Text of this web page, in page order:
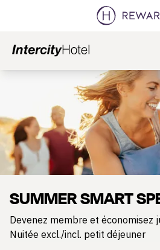
SUMMER SMART
Devenez membre et économisez
Nuitée excl./incl. petit déjeuner